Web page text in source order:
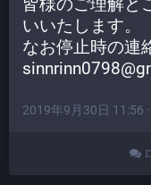
いいたします。
なお停止時の連
2019年9月30日 11:56 ·